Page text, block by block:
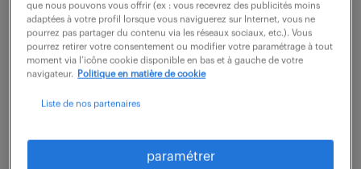
créer une alerte
partagez-nous
que nous pouvons vous offrir (ex : vous recevrez des publicités moins
adaptées à votre profil lorsque vous naviguerez sur Internet, vous ne
pourrez pas partager du contenu via les réseaux sociaux, etc.). Vous
pourrez retirer votre consentement ou modifier votre paramétrage à tout
moment via l’icône cookie disponible en bas et à gauche de votre
navigateur.
Politique en matière de cookie
Liste de nos partenaires
paramétrer